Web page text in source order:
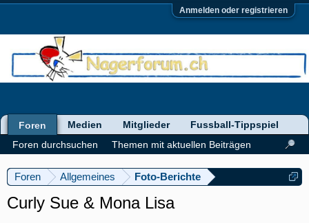
Anmelden oder registrieren
Foren Allgemeines Foto-Berichte
Curly Sue & Mona Lisa
Foren
Foren durchsuchen
Themen mit aktuellen Beiträgen
Medien Mitglieder Fussball-Tippspiel